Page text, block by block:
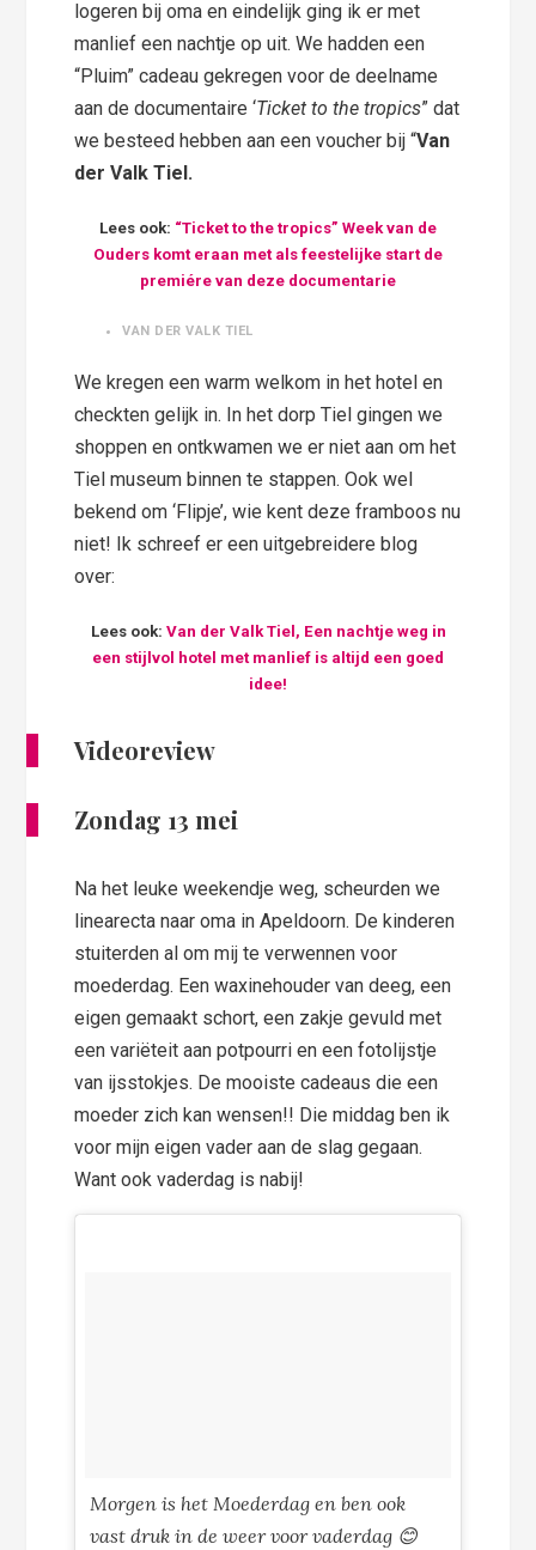
logeren bij oma en eindelijk ging ik er met
manlief een nachtje op uit. We hadden een
“Pluim” cadeau gekregen voor de deelname
aan de documentaire ‘Ticket to the tropics” dat
we besteed hebben aan een voucher bij “Van
der Valk Tiel.
Lees ook: “Ticket to the tropics” Week van de
Ouders komt eraan met als feestelijke start de
premiére van deze documentarie
VAN DER VALK TIEL
We kregen een warm welkom in het hotel en
checkten gelijk in. In het dorp Tiel gingen we
shoppen en ontkwamen we er niet aan om het
Tiel museum binnen te stappen. Ook wel
bekend om ‘Flipje’, wie kent deze framboos nu
niet! Ik schreef er een uitgebreidere blog
over:
Lees ook: Van der Valk Tiel, Een nachtje weg in
een stijlvol hotel met manlief is altijd een goed
idee!
Videoreview
Zondag 13 mei
Na het leuke weekendje weg, scheurden we
linearecta naar oma in Apeldoorn. De kinderen
stuiterden al om mij te verwennen voor
moederdag. Een waxinehouder van deeg, een
eigen gemaakt schort, een zakje gevuld met
een variëteit aan potpourri en een fotolijstje
van ijsstokjes. De mooiste cadeaus die een
moeder zich kan wensen!! Die middag ben ik
voor mijn eigen vader aan de slag gegaan.
Want ook vaderdag is nabij!
Morgen is het Moederdag en ben ook
vast druk in de weer voor vaderdag 😊